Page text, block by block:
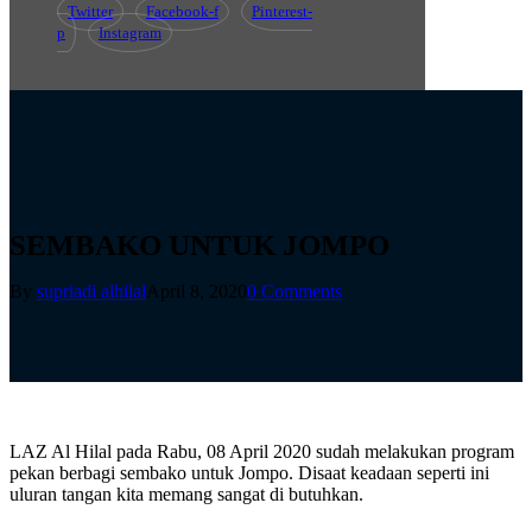
Twitter Facebook-f
Pinterest-
p
Instagram
SEMBAKO UNTUK JOMPO
By supriadi alhilalApril 8, 20200 Comments
LAZ Al Hilal pada Rabu, 08 April 2020 sudah melakukan program
pekan berbagi sembako untuk Jompo. Disaat keadaan seperti ini
uluran tangan kita memang sangat di butuhkan.